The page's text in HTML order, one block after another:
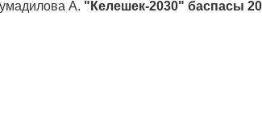
А. "Келешек-2030" баспасы